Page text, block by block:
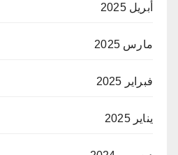
أبريل 2025
مارس 2025
فبراير 2025
يناير 2025